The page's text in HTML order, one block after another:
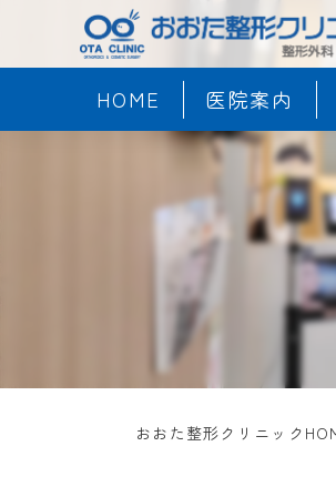
HOME 医院案内
おおた整形クリニック